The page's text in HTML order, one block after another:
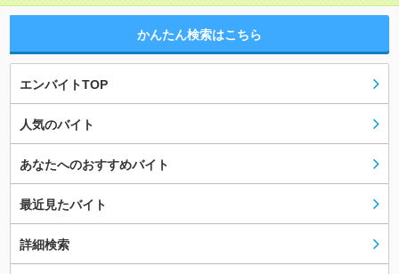
かんたん検索はこちら
エンバイトTOP
人気のバイト
あなたへのおすすめバイト
最近見たバイト
詳細検索